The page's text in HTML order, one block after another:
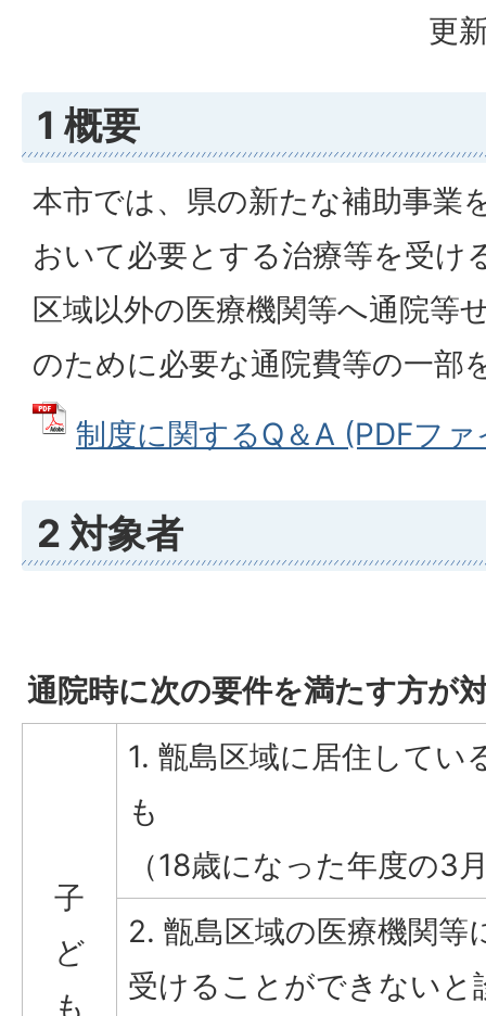
更
1 概要
本市では、県の新たな補助事業
おいて必要とする治療等を受け
区域以外の医療機関等へ通院等
のために必要な通院費等の一部
制度に関するQ＆A (PDFフ
2 対象者
通院時に次の要件を満たす方が
子
ど
も
1. 甑島区域に居住してい
も
（18歳になった年度の3
2. 甑島区域の医療機関等
受けることができないと